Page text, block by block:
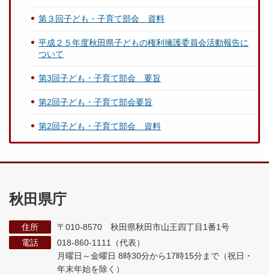
第３回子ども・子育て部会 資料
平成２５年度秋田県子どもの権利擁護委員会活動報告に
ついて
第3回子ども・子育て部会 要旨
第2回子ども・子育て部会要旨
第2回子ども・子育て部会 資料
秋田県庁
住所
〒010-8570 秋田県秋田市山王四丁目1番1号
電話
018-860-1111（代表）
月曜日～金曜日 8時30分から17時15分まで （祝日・
年末年始を除く）